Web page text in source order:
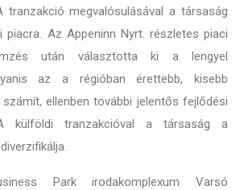
tranzakció megvalósulásával a társaság
Az Appeninn Nyrt. részletes piaci
után választotta ki a lengyel
az a régióban érettebb, kisebb
ellenben további jelentős fejlődési
külföldi tranzakcióval a társaság a
Park irodakomplexum Varsó